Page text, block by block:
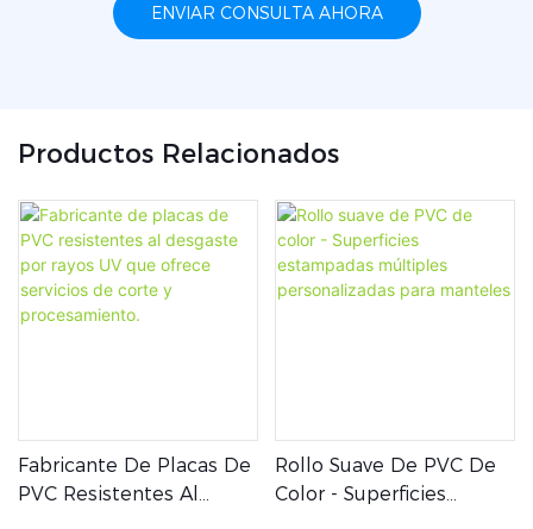
ENVIAR CONSULTA AHORA
Productos Relacionados
Fabricante De Placas De
PVC Resistentes Al
Rollo Suave De PVC De
Color - Superficies